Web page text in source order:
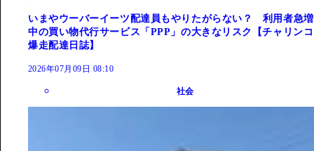
いまやウーバーイーツ配達員もやりたがらない？ 利用者急増
中の買い物代行サービス「PPP」の大きなリスク【チャリンコ
爆走配達日誌】
2026年07月09日 08:10
社会